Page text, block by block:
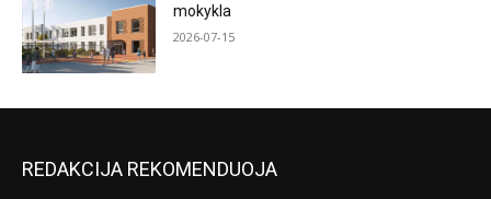
mokykla
2026-07-15
REDAKCIJA REKOMENDUOJA